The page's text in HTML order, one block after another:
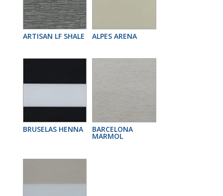
ARTISAN LF SHALE ALPES ARENA
BRUSELAS HENNA BARCELONA
MARMOL